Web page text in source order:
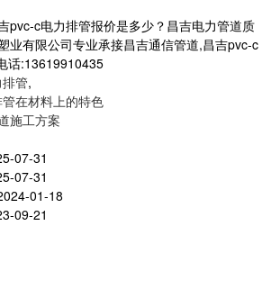
pvc-c电力排管报价是多少？昌吉电力管道质
业有限公司专业承接昌吉通信管道,昌吉pvc-c
话:13619910435
管,
在材料上的特色
施工方案
07-31
07-31
01-18
09-21